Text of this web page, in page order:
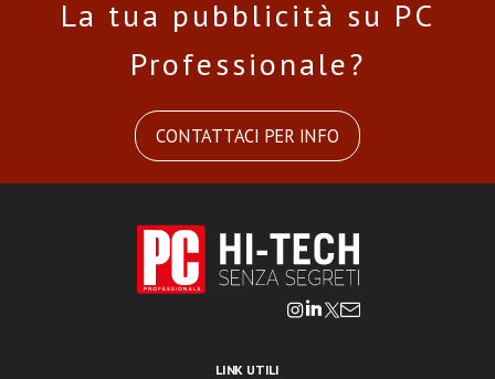
La tua pubblicità su PC
Professionale?
CONTATTACI PER INFO
LINK UTILI